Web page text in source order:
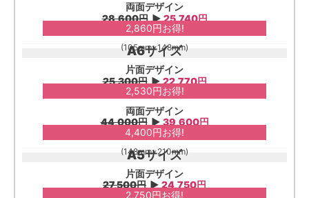
両面デザイン
28,600円 ▶︎25,740円
2,860円お得!
A6サイズ
(105mm×148mm)
片面デザイン
25,300円 ▶︎22,770円
2,530円お得!
両面デザイン
44,000円 ▶︎39,600円
4,400円お得!
A5サイズ
(148mm×210mm)
片面デザイン
27,500円 ▶︎ 24,750円
2,750円お得!